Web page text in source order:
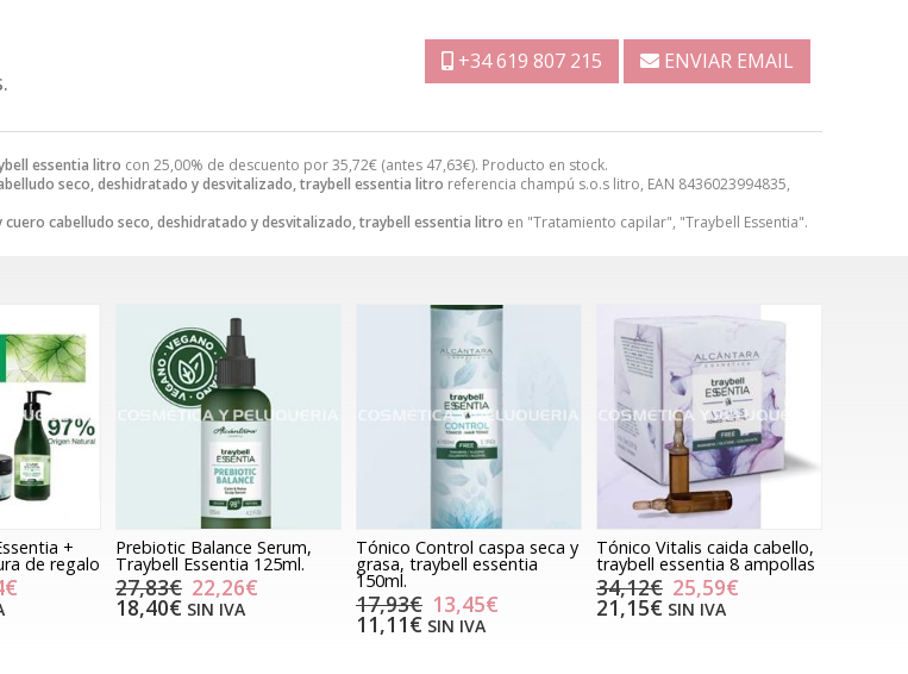
essentia litro con 25,00% de descuento por35,72€ (antes 47,63€). Producto en stock.
seco, deshidratado y desvitalizado, traybell essentia litro referencia champú s.o.s litro, EAN 8436023994835,
cuero cabelludo seco, deshidratado y desvitalizado, traybell essentia litro en "Tratamiento capilar", "Traybell Essentia".
+34 619 807 215 ENVIAR EMAIL
+
de regalo
Prebiotic Balance Serum,
Traybell Essentia 125ml.
27,83€ 22,26€
18,40€ SIN IVA
Tónico Control caspa seca y
grasa, traybell essentia
150ml.
17,93€ 13,45€
11,11€ SIN IVA
Tónico Vitalis caida cabello,
traybell essentia 8 ampollas
34,12€ 25,59€
21,15€ SIN IVA